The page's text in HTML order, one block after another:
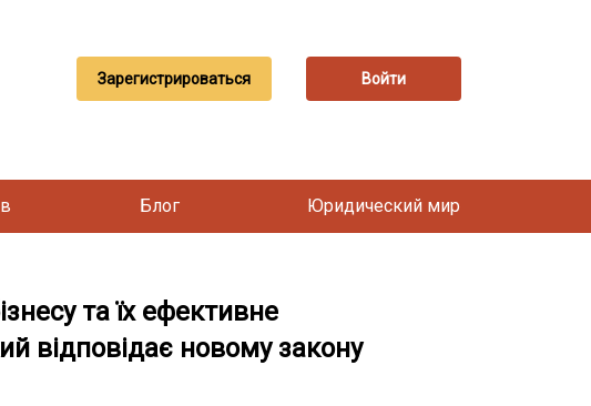
Зарегистрироваться Войти
Блог Юридический мир
та їх ефективне
відповідає новому закону